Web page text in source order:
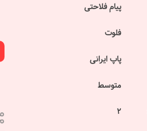
پیام فلاحتی
فلوت
پاپ ایرانی
متوسط
2